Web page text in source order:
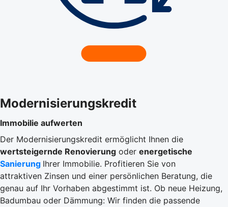
Modernisierungskredit
Immobilie aufwerten
Der Modernisierungskredit ermöglicht Ihnen die
wertsteigernde Renovierung oder energetische
Sanierung Ihrer Immobilie. Profitieren Sie von
attraktiven Zinsen und einer persönlichen Beratung, die
genau auf Ihr Vorhaben abgestimmt ist. Ob neue Heizung,
Badumbau oder Dämmung: Wir finden die passende